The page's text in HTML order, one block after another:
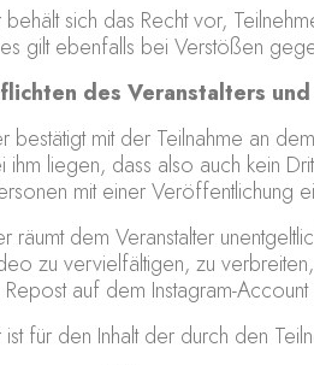
behält sich das Recht vor,
gilt ebenfalls bei Verstößen
des Veranstalters
bestätigt mit der Teilnahme an
liegen, dass also auch kein
mit einer Veröffentlichung
räumt dem Veranstalter
zu vervielfältigen, zu
auf dem Instagram-
ist für den Inhalt der durch den